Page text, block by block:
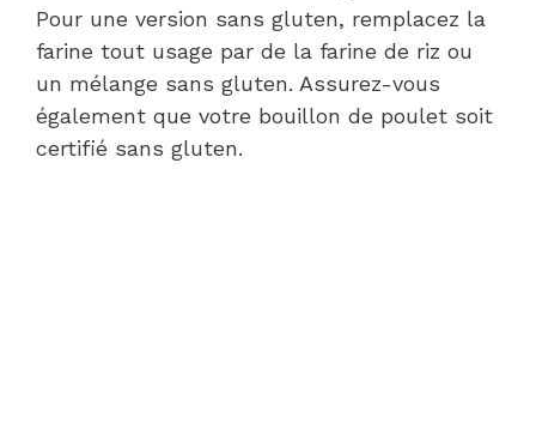
Pour une version sans gluten, remplacez la
farine tout usage par de la farine de riz ou
un mélange sans gluten. Assurez-vous
également que votre bouillon de poulet soit
certifié sans gluten.